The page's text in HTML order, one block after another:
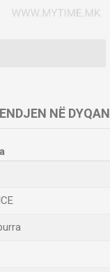
NË DYQAN